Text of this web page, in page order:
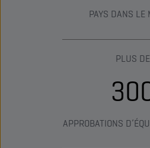
PAYS DANS LE
PLUS DE
APPROBATIONS